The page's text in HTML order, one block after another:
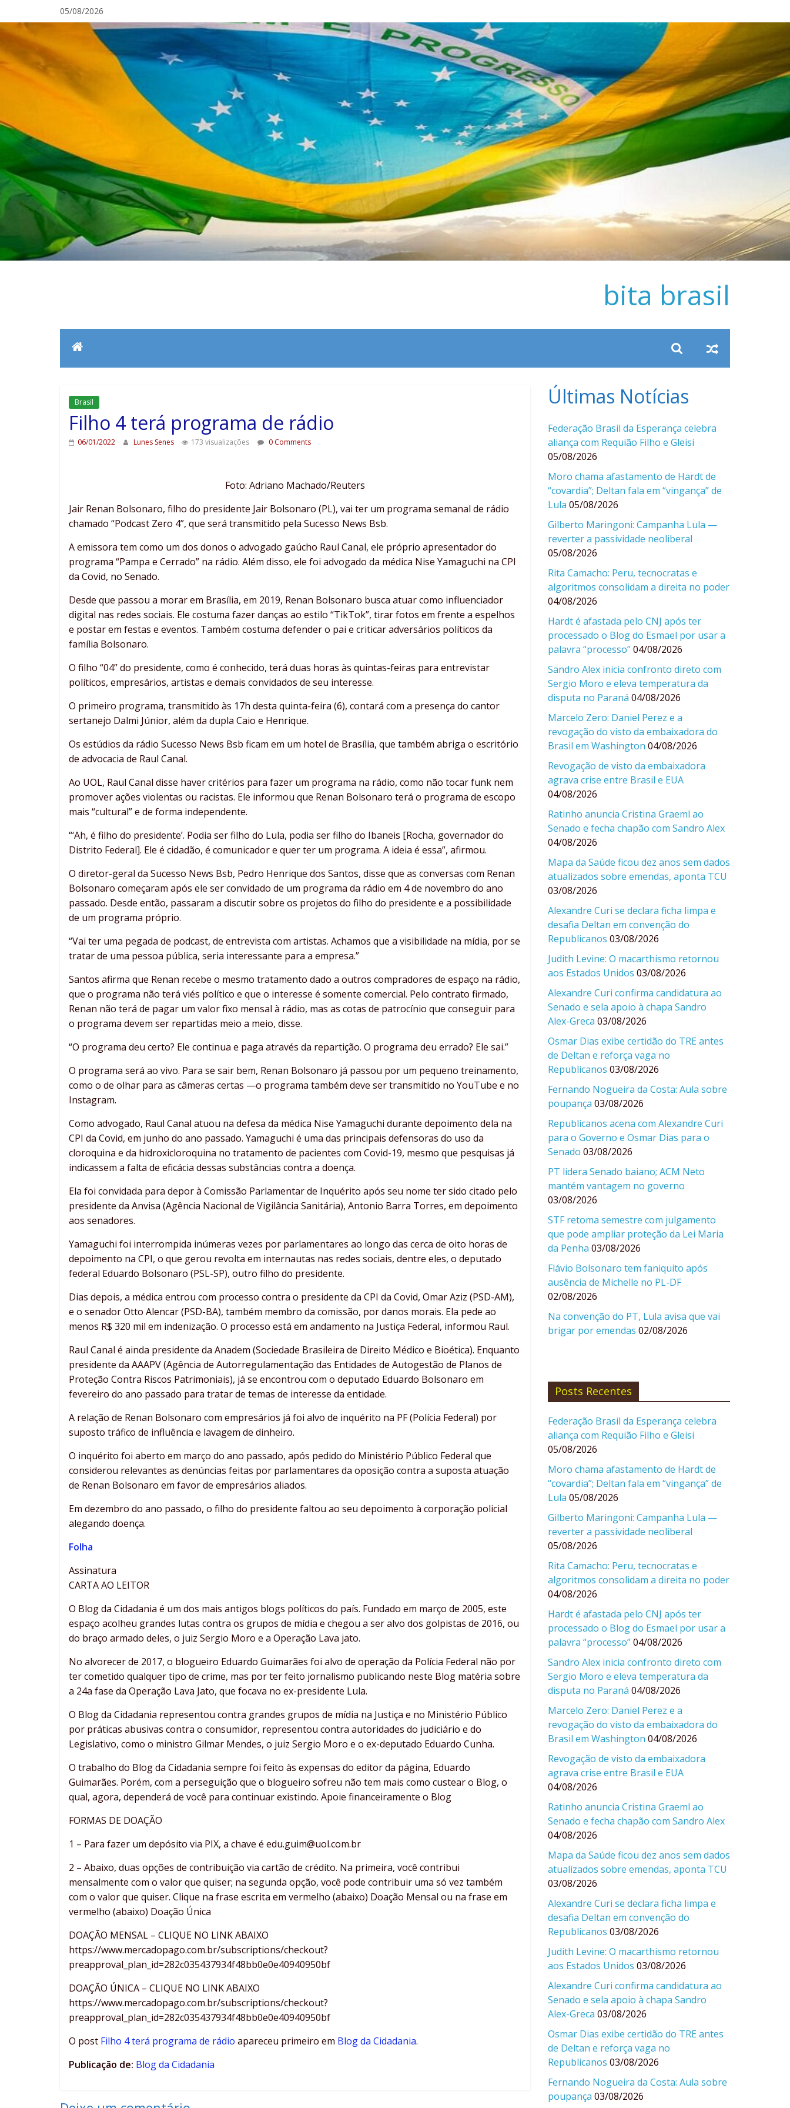
para
conteúdo
05/08/2026
bita brasil
Brasil
Filho 4 terá programa de rádio
06/01/2022 Lunes Senes 173 visualizações 0 Comments
Foto: Adriano Machado/Reuters
Jair Renan Bolsonaro, filho do presidente Jair Bolsonaro (PL), vai ter um programa semanal de rádio
chamado “Podcast Zero 4”, que será transmitido pela Sucesso News Bsb.
A emissora tem como um dos donos o advogado gaúcho Raul Canal, ele próprio apresentador do
programa “Pampa e Cerrado” na rádio. Além disso, ele foi advogado da médica Nise Yamaguchi na CPI
da Covid, no Senado.
Desde que passou a morar em Brasília, em 2019, Renan Bolsonaro busca atuar como influenciador
digital nas redes sociais. Ele costuma fazer danças ao estilo “TikTok”, tirar fotos em frente a espelhos
e postar em festas e eventos. Também costuma defender o pai e criticar adversários políticos da
família Bolsonaro.
O filho “04” do presidente, como é conhecido, terá duas horas às quintas-feiras para entrevistar
políticos, empresários, artistas e demais convidados de seu interesse.
O primeiro programa, transmitido às 17h desta quinta-feira (6), contará com a presença do cantor
sertanejo Dalmi Júnior, além da dupla Caio e Henrique.
Os estúdios da rádio Sucesso News Bsb ficam em um hotel de Brasília, que também abriga o escritório
de advocacia de Raul Canal.
Ao UOL, Raul Canal disse haver critérios para fazer um programa na rádio, como não tocar funk nem
promover ações violentas ou racistas. Ele informou que Renan Bolsonaro terá o programa de escopo
mais “cultural” e de forma independente.
“‘Ah, é filho do presidente’. Podia ser filho do Lula, podia ser filho do Ibaneis [Rocha, governador do
Distrito Federal]. Ele é cidadão, é comunicador e quer ter um programa. A ideia é essa”, afirmou.
O diretor-geral da Sucesso News Bsb, Pedro Henrique dos Santos, disse que as conversas com Renan
Bolsonaro começaram após ele ser convidado de um programa da rádio em 4 de novembro do ano
passado. Desde então, passaram a discutir sobre os projetos do filho do presidente e a possibilidade
de um programa próprio.
“Vai ter uma pegada de podcast, de entrevista com artistas. Achamos que a visibilidade na mídia, por se
tratar de uma pessoa pública, seria interessante para a empresa.”
Santos afirma que Renan recebe o mesmo tratamento dado a outros compradores de espaço na rádio,
que o programa não terá viés político e que o interesse é somente comercial. Pelo contrato firmado,
Renan não terá de pagar um valor fixo mensal à rádio, mas as cotas de patrocínio que conseguir para
o programa devem ser repartidas meio a meio, disse.
“O programa deu certo? Ele continua e paga através da repartição. O programa deu errado? Ele sai.”
O programa será ao vivo. Para se sair bem, Renan Bolsonaro já passou por um pequeno treinamento,
como o de olhar para as câmeras certas —o programa também deve ser transmitido no YouTube e no
Instagram.
Como advogado, Raul Canal atuou na defesa da médica Nise Yamaguchi durante depoimento dela na
CPI da Covid, em junho do ano passado. Yamaguchi é uma das principais defensoras do uso da
cloroquina e da hidroxicloroquina no tratamento de pacientes com Covid-19, mesmo que pesquisas já
indicassem a falta de eficácia dessas substâncias contra a doença.
Ela foi convidada para depor à Comissão Parlamentar de Inquérito após seu nome ter sido citado pelo
presidente da Anvisa (Agência Nacional de Vigilância Sanitária), Antonio Barra Torres, em depoimento
aos senadores.
Yamaguchi foi interrompida inúmeras vezes por parlamentares ao longo das cerca de oito horas de
depoimento na CPI, o que gerou revolta em internautas nas redes sociais, dentre eles, o deputado
federal Eduardo Bolsonaro (PSL-SP), outro filho do presidente.
Dias depois, a médica entrou com processo contra o presidente da CPI da Covid, Omar Aziz (PSD-AM),
e o senador Otto Alencar (PSD-BA), também membro da comissão, por danos morais. Ela pede ao
menos R$ 320 mil em indenização. O processo está em andamento na Justiça Federal, informou Raul.
Raul Canal é ainda presidente da Anadem (Sociedade Brasileira de Direito Médico e Bioética). Enquanto
presidente da AAAPV (Agência de Autorregulamentação das Entidades de Autogestão de Planos de
Proteção Contra Riscos Patrimoniais), já se encontrou com o deputado Eduardo Bolsonaro em
fevereiro do ano passado para tratar de temas de interesse da entidade.
A relação de Renan Bolsonaro com empresários já foi alvo de inquérito na PF (Polícia Federal) por
suposto tráfico de influência e lavagem de dinheiro.
O inquérito foi aberto em março do ano passado, após pedido do Ministério Público Federal que
considerou relevantes as denúncias feitas por parlamentares da oposição contra a suposta atuação
de Renan Bolsonaro em favor de empresários aliados.
Em dezembro do ano passado, o filho do presidente faltou ao seu depoimento à corporação policial
alegando doença.
Folha
Assinatura
CARTA AO LEITOR
O Blog da Cidadania é um dos mais antigos blogs políticos do país. Fundado em março de 2005, este
espaço acolheu grandes lutas contra os grupos de mídia e chegou a ser alvo dos golpistas de 2016, ou
do braço armado deles, o juiz Sergio Moro e a Operação Lava jato.
No alvorecer de 2017, o blogueiro Eduardo Guimarães foi alvo de operação da Polícia Federal não por
ter cometido qualquer tipo de crime, mas por ter feito jornalismo publicando neste Blog matéria sobre
a 24a fase da Operação Lava Jato, que focava no ex-presidente Lula.
O Blog da Cidadania representou contra grandes grupos de mídia na Justiça e no Ministério Público
por práticas abusivas contra o consumidor, representou contra autoridades do judiciário e do
Legislativo, como o ministro Gilmar Mendes, o juiz Sergio Moro e o ex-deputado Eduardo Cunha.
O trabalho do Blog da Cidadania sempre foi feito às expensas do editor da página, Eduardo
Guimarães. Porém, com a perseguição que o blogueiro sofreu não tem mais como custear o Blog, o
qual, agora, dependerá de você para continuar existindo. Apoie financeiramente o Blog
FORMAS DE DOAÇÃO
1 – Para fazer um depósito via PIX, a chave é edu.guim@uol.com.br
2 – Abaixo, duas opções de contribuição via cartão de crédito. Na primeira, você contribui
mensalmente com o valor que quiser; na segunda opção, você pode contribuir uma só vez também
com o valor que quiser. Clique na frase escrita em vermelho (abaixo) Doação Mensal ou na frase em
vermelho (abaixo) Doação Única
DOAÇÃO MENSAL – CLIQUE NO LINK ABAIXO
https://www.mercadopago.com.br/subscriptions/checkout?
preapproval_plan_id=282c035437934f48bb0e0e40940950bf
DOAÇÃO ÚNICA – CLIQUE NO LINK ABAIXO
https://www.mercadopago.com.br/subscriptions/checkout?
preapproval_plan_id=282c035437934f48bb0e0e40940950bf
O post Filho 4 terá programa de rádio apareceu primeiro em Blog da Cidadania.
Publicação de: Blog da Cidadania
Últimas Notícias
Federação Brasil da Esperança celebra
aliança com Requião Filho e Gleisi
05/08/2026
Moro chama afastamento de Hardt de
“covardia”; Deltan fala em “vingança” de
Lula 05/08/2026
Gilberto Maringoni: Campanha Lula —
reverter a passividade neoliberal
05/08/2026
Rita Camacho: Peru, tecnocratas e
algoritmos consolidam a direita no poder
04/08/2026
Hardt é afastada pelo CNJ após ter
processado o Blog do Esmael por usar a
palavra “processo”04/08/2026
Sandro Alex inicia confronto direto com
Sergio Moro e eleva temperatura da
disputa no Paraná 04/08/2026
Marcelo Zero: Daniel Perez e a
revogação do visto da embaixadora do
Brasil em Washington 04/08/2026
Revogação de visto da embaixadora
agrava crise entre Brasil e EUA
04/08/2026
Ratinho anuncia Cristina Graeml ao
Senado e fecha chapão com Sandro Alex
04/08/2026
Mapa da Saúde ficou dez anos sem dados
atualizados sobre emendas, aponta TCU
03/08/2026
Alexandre Curi se declara ficha limpa e
desafia Deltan em convenção do
Republicanos 03/08/2026
Judith Levine: O macarthismo retornou
aos Estados Unidos 03/08/2026
Alexandre Curi confirma candidatura ao
Senado e sela apoio à chapa Sandro
Alex-Greca 03/08/2026
Osmar Dias exibe certidão do TRE antes
de Deltan e reforça vaga no
Republicanos 03/08/2026
Fernando Nogueira da Costa: Aula sobre
poupança 03/08/2026
Republicanos acena com Alexandre Curi
para o Governo e Osmar Dias para o
Senado 03/08/2026
PT lidera Senado baiano; ACM Neto
mantém vantagem no governo
03/08/2026
STF retoma semestre com julgamento
que pode ampliar proteção da Lei Maria
da Penha 03/08/2026
Flávio Bolsonaro tem faniquito após
ausência de Michelle no PL-DF
02/08/2026
Na convenção do PT, Lula avisa que vai
brigar por emendas 02/08/2026
Posts Recentes
Federação Brasil da Esperança celebra
aliança com Requião Filho e Gleisi
05/08/2026
Moro chama afastamento de Hardt de
“covardia”; Deltan fala em “vingança” de
Lula 05/08/2026
Gilberto Maringoni: Campanha Lula —
reverter a passividade neoliberal
05/08/2026
Rita Camacho: Peru, tecnocratas e
algoritmos consolidam a direita no poder
04/08/2026
Hardt é afastada pelo CNJ após ter
processado o Blog do Esmael por usar a
palavra “processo”04/08/2026
Sandro Alex inicia confronto direto com
Sergio Moro e eleva temperatura da
disputa no Paraná 04/08/2026
Marcelo Zero: Daniel Perez e a
revogação do visto da embaixadora do
Brasil em Washington 04/08/2026
Revogação de visto da embaixadora
agrava crise entre Brasil e EUA
04/08/2026
Ratinho anuncia Cristina Graeml ao
Senado e fecha chapão com Sandro Alex
04/08/2026
Mapa da Saúde ficou dez anos sem dados
atualizados sobre emendas, aponta TCU
03/08/2026
Alexandre Curi se declara ficha limpa e
desafia Deltan em convenção do
Republicanos 03/08/2026
Judith Levine: O macarthismo retornou
aos Estados Unidos 03/08/2026
Alexandre Curi confirma candidatura ao
Senado e sela apoio à chapa Sandro
Alex-Greca 03/08/2026
Osmar Dias exibe certidão do TRE antes
de Deltan e reforça vaga no
Republicanos 03/08/2026
Fernando Nogueira da Costa: Aula sobre
poupança 03/08/2026